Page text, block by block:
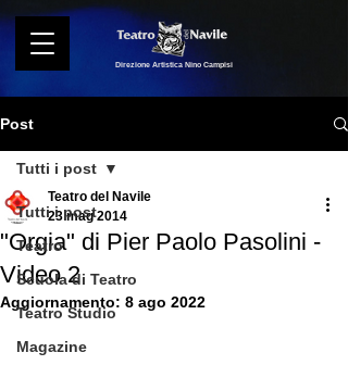
Direzione Artistica Nino Campisi
Post
Tutti i post
Teatro
Scuola di Teatro
Teatro Studio
Magazine
Tutti i post
"Orgia" di Pier Paolo Pasolini -
Video 2
Teatro del Navile
23 mag 2014
Aggiornamento: 8 ago 2022